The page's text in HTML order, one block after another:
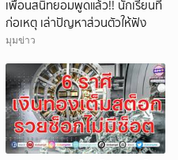
เพื่อนสนิทยอมพูดแล้ว!! นักเรียนที่
ก่อเหตุ เล่าปัญหาส่วนตัวให้ฟัง
มุมข่าว